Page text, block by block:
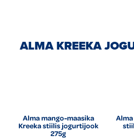
ALMA KREEKA
Alma mango-maasika
Kreeka stiilis jogurtijook
275g